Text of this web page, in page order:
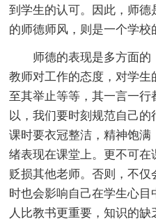
到学生的认可。因此，师
的师德师风，则是一个学校
师德的表现是多方面的
教师对工作的态度，对学
至其举止等等，其一言一
以，我们要时刻规范自己
课时要衣冠整洁，精神饱
绪表现在课堂上。更不可
贬损其他老师。否则，不仅
时也会影响自己在学生心
人比教书更重要，知识的